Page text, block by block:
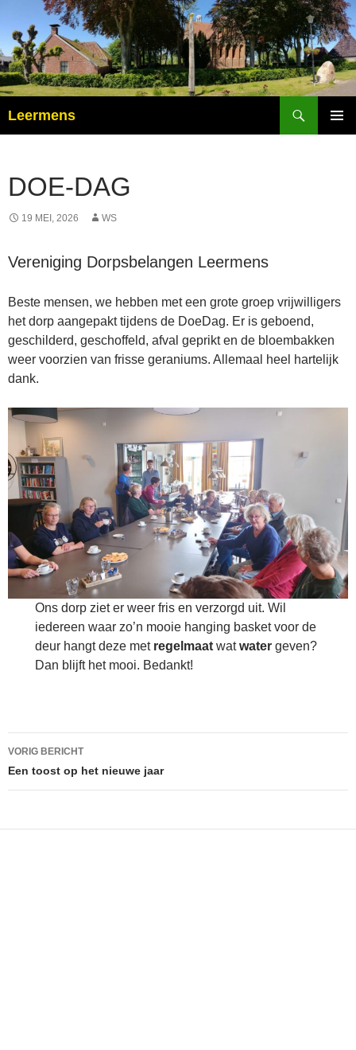
naar
de
inhoud
Leermens
DOE-DAG
19 MEI, 2026 WS
Vereniging Dorpsbelangen Leermens
Beste mensen, we hebben met een grote groep vrijwilligers
het dorp aangepakt tijdens de DoeDag. Er is geboend,
geschilderd, geschoffeld, afval geprikt en de bloembakken
weer voorzien van frisse geraniums. Allemaal heel hartelijk
dank.
Ons dorp ziet er weer fris en verzorgd uit. Wil
iedereen waar zo’n mooie hanging basket voor de
deur hangt deze met regelmaat watwater geven?
Dan blijft het mooi. Bedankt!
Bericht
navigatie
VORIG BERICHT
Een toost op het nieuwe jaar